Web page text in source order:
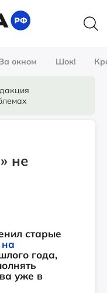
окном Шок!
не
старые
на
года,
уже в